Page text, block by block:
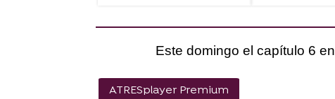
Este domingo el capítulo 6 en
ATRESplayer Premium